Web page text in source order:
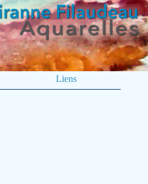
Liens